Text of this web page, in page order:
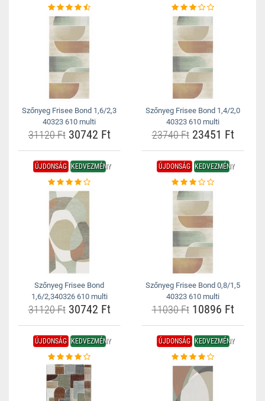
Szőnyeg Frisee Bond 1,6/2,3
40323 610 multi
31120 Ft30742 Ft
Szőnyeg Frisee Bond 1,4/2,0
40323 610 multi
23740 Ft23451 Ft
ÚJDONSÁG KEDVEZMÉNY
Szőnyeg Frisee Bond
1,6/2,340326 610 multi
31120 Ft30742 Ft
ÚJDONSÁG KEDVEZMÉNY
Szőnyeg Frisee Bond 0,8/1,5
40323 610 multi
11030 Ft10896 Ft
ÚJDONSÁG KEDVEZMÉNY ÚJDONSÁG KEDVEZMÉNY